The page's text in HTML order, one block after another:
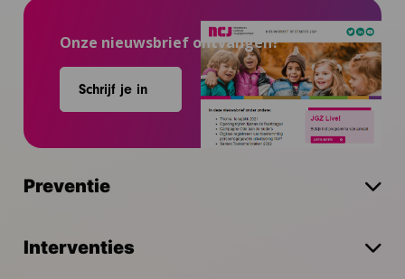
Onze nieuwsbrief ontvangen?
Schrijf je in
Preventie
Interventies